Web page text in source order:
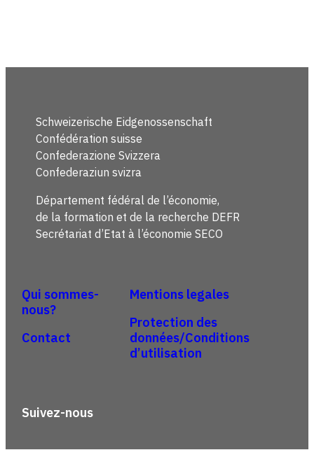
Schweizerische Eidgenossenschaft
Confédération suisse
Confederazione Svizzera
Confederaziun svizra
Département fédéral de l’économie,
de la formation et de la recherche DEFR
Secrétariat d’Etat à l’économie SECO
Qui sommes-
nous?
Contact
Mentions legales
Protection des
données/Conditions
d’utilisation
Suivez-nous